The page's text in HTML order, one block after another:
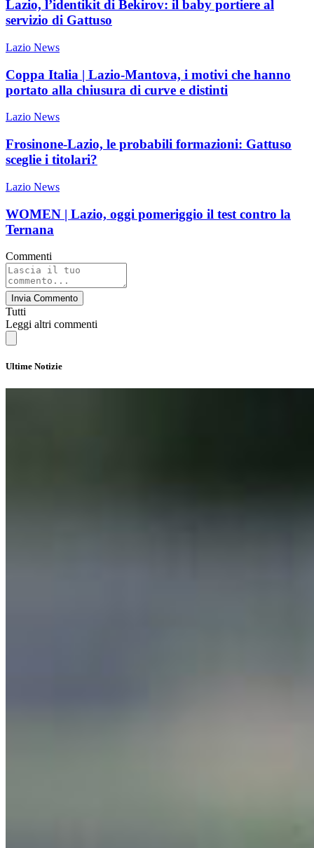
Lazio, l’identikit di Bekirov: il baby portiere al
servizio di Gattuso
Lazio News
Coppa Italia | Lazio-Mantova, i motivi che hanno
portato alla chiusura di curve e distinti
Lazio News
Frosinone-Lazio, le probabili formazioni: Gattuso
sceglie i titolari?
Lazio News
WOMEN | Lazio, oggi pomeriggio il test contro la
Ternana
Commenti
Invia Commento
Tutti
Leggi altri commenti
Ultime Notizie